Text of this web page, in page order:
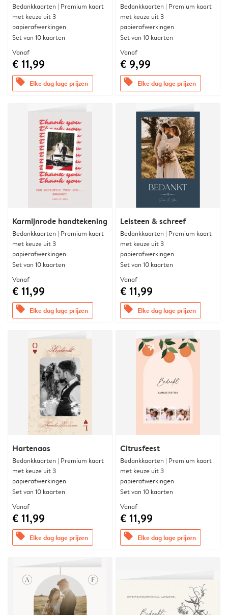
Bedankkaarten | Premium kaart
met keuze uit 3
papierafwerkingen
Set van 10 kaarten
Vanaf
€ 11,99
offers Elke dag lage prijzen
Bedankkaarten | Premium kaart
met keuze uit 3
papierafwerkingen
Set van 10 kaarten
Vanaf
€ 9,99
offers Elke dag lage prijzen
Karmijnrode handtekening
Bedankkaarten | Premium kaart
met keuze uit 3
papierafwerkingen
Set van 10 kaarten
Vanaf
€ 11,99
offers Elke dag lage prijzen
Leisteen & schreef
Bedankkaarten | Premium kaart
met keuze uit 3
papierafwerkingen
Set van 10 kaarten
Vanaf
€ 11,99
offers Elke dag lage prijzen
Hartenaas
Bedankkaarten | Premium kaart
met keuze uit 3
papierafwerkingen
Set van 10 kaarten
Vanaf
€ 11,99
offers Elke dag lage prijzen
Citrusfeest
Bedankkaarten | Premium kaart
met keuze uit 3
papierafwerkingen
Set van 10 kaarten
Vanaf
€ 11,99
offers Elke dag lage prijzen